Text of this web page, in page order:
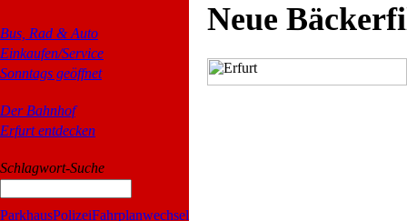
Bus, Rad & Auto
Einkaufen/Service
Sonntags geöffnet
Der Bahnhof
Erfurt entdecken
Schlagwort-Suche
ParkhausPolizeiFahrplanwechsel
Neue